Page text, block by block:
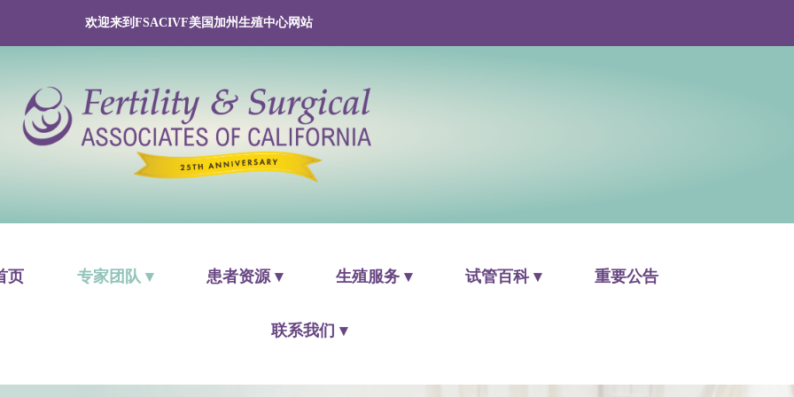
欢迎来到FSACIVF美国加州生殖中心网站
页 专家团队 ▾ 患者资源 ▾ 生殖服务 ▾ 试管百科 ▾ 重要公告
联系我们 ▾